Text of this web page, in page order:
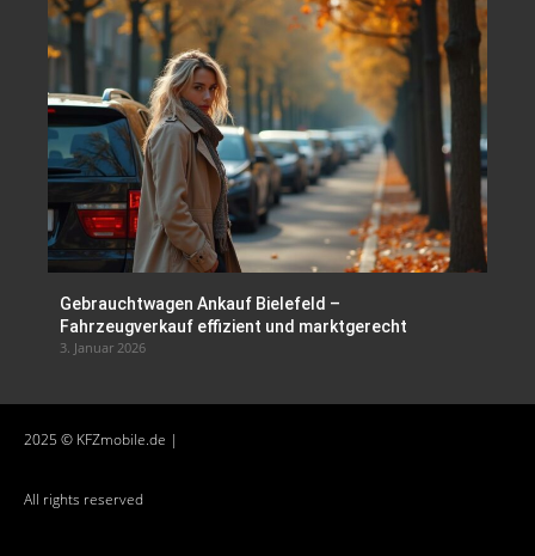
Gebrauchtwagen Ankauf Bielefeld –
Fahrzeugverkauf effizient und marktgerecht
3. Januar 2026
2025 © KFZmobile.de |
All rights reserved